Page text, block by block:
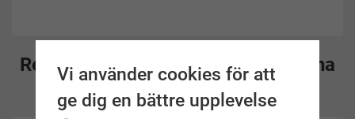
Rekommenderade tillbehör till denna
produkt
Vi använder cookies för att
ge dig en bättre upplevelse